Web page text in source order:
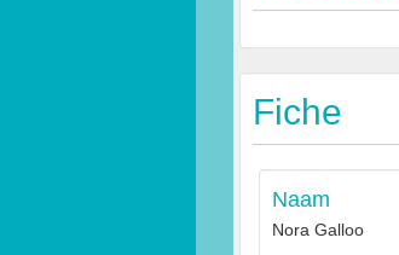
Fiche
Naam
Nora Galloo